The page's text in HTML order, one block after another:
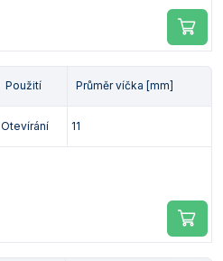
Použití Průměr víčka [mm]
Otevírání 11